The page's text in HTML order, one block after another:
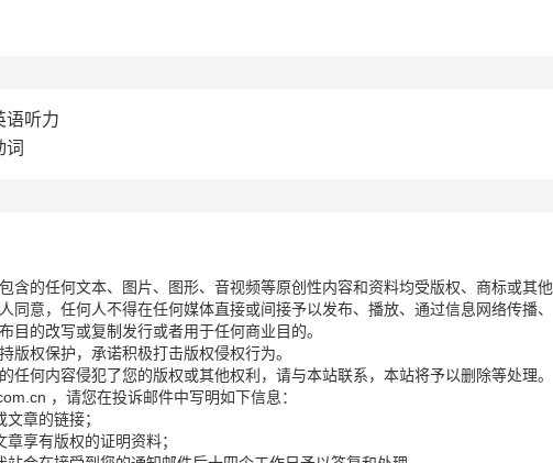
语听力
词
含的任何文本、图片、图形、音视频等原创性内容和资料均受版权、商标或其他
同意，任何人不得在任何媒体直接或间接予以发布、播放、通过信息网络传播、
目的改写或复制发行或者用于任何商业目的。
版权保护，承诺积极打击版权侵权行为。
任何内容侵犯了您的版权或其他权利，请与本站联系，本站将予以删除等处理。
，请您在投诉邮件中写明如下信息：
文章的链接；
章享有版权的证明资料；